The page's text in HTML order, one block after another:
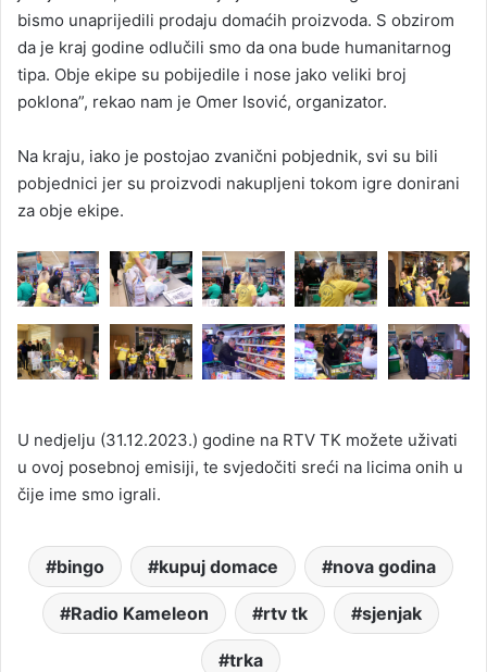
bismo unaprijedili prodaju domaćih proizvoda. S obzirom
da je kraj godine odlučili smo da ona bude humanitarnog
tipa. Obje ekipe su pobijedile i nose jako veliki broj
poklona”, rekao nam je Omer Isović, organizator.
Na kraju, iako je postojao zvanični pobjednik, svi su bili
pobjednici jer su proizvodi nakupljeni tokom igre donirani
za obje ekipe.
U nedjelju (31.12.2023.) godine na RTV TK možete uživati
u ovoj posebnoj emisiji, te svjedočiti sreći na licima onih u
čije ime smo igrali.
bingo kupuj domace nova godina
Radio Kameleon rtv tk sjenjak
trka